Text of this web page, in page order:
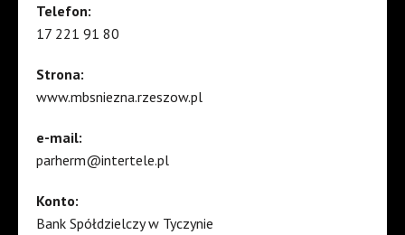
Telefon:
17 221 91 80
Strona:
www.mbsniezna.rzeszow.pl
e-mail:
parherm@intertele.pl
Konto:
Bank Spółdzielczy w Tyczynie